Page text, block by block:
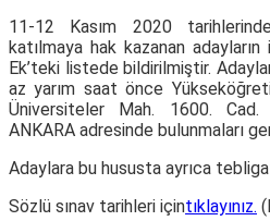
11-12 Kasım 2020
katılmaya hak kazanan
Ek’teki listede bildirilmiştir.
az yarım saat önce
Üniversiteler Mah. 1600.
ANKARA adresinde bulunmaları
Adaylara bu hususta ayrıca
Sözlü sınav tarihleri içintıklayınız.